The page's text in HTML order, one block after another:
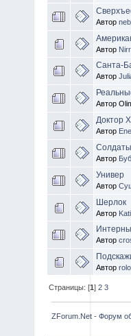
Автор
Автор
Санта-
Автор
Автор
Доктор
Автор
Солдаты
Автор
Универ
Автор
Шерлок
Автор
Интерны
Автор
Автор
Страницы: [1]2 3
ZForum.Net - Форум